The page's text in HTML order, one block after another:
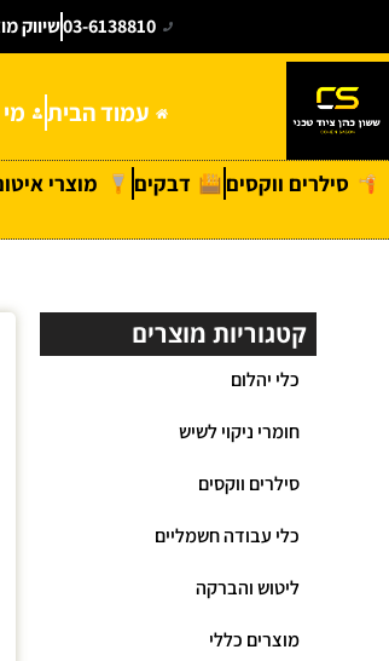
03-6138810שיווק
עמוד הבית
סילרים ווקסים דבקים מוצרי
קטגוריות מוצרים
כלי יהלום
חומרי ניקוי לשיש
סילרים ווקסים
כלי עבודה חשמליים
ליטוש והברקה
מוצרים כללי